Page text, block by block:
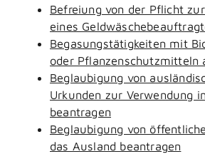
Befreiung von der Pflicht
eines
Begasungstätigkeiten mit
oder Pflanzenschutzmitteln
Beglaubigung von
Urkunden zur Verwendung
beantragen
Beglaubigung von
das Ausland beantragen